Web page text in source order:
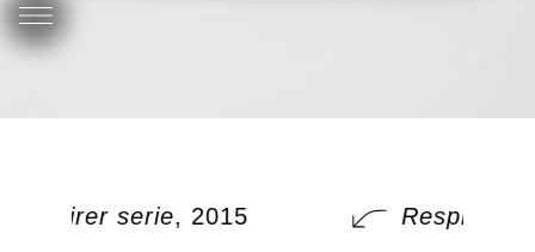
Respirer serie, 2015 Respirer